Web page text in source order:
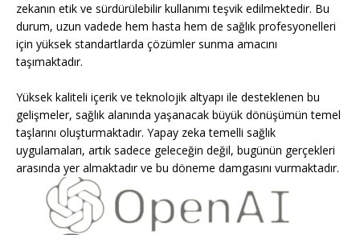
zekanın etik ve sürdürülebilir kullanımı teşvik edilmektedir. Bu
durum, uzun vadede hem hasta hem de sağlık profesyonelleri
için yüksek standartlarda çözümler sunma amacını
taşımaktadır.
Yüksek kaliteli içerik ve teknolojik altyapı ile desteklenen bu
gelişmeler, sağlık alanında yaşanacak büyük dönüşümün temel
taşlarını oluşturmaktadır. Yapay zeka temelli sağlık
uygulamaları, artık sadece geleceğin değil, bugünün gerçekleri
arasında yer almaktadır ve bu döneme damgasını vurmaktadır.